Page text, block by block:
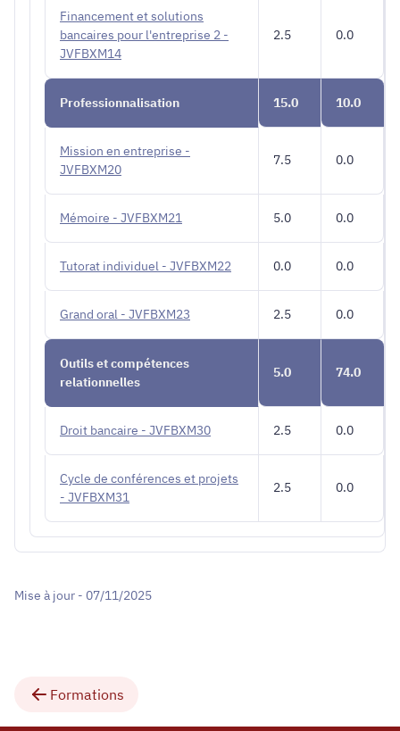
Financement et solutions
bancaires pour l'entreprise 2 -
JVFBXM14
2.5 0.0
Professionnalisation 15.0 10.0
Mission en entreprise -
JVFBXM20
7.5 0.0
Mémoire - JVFBXM21 5.0 0.0
Tutorat individuel - JVFBXM22 0.0 0.0
Grand oral - JVFBXM23 2.5 0.0
Outils et compétences
relationnelles
5.0 74.0
Droit bancaire - JVFBXM30 2.5 0.0
Cycle de conférences et projets
- JVFBXM31
2.5 0.0
Mise à jour - 07/11/2025
Formations